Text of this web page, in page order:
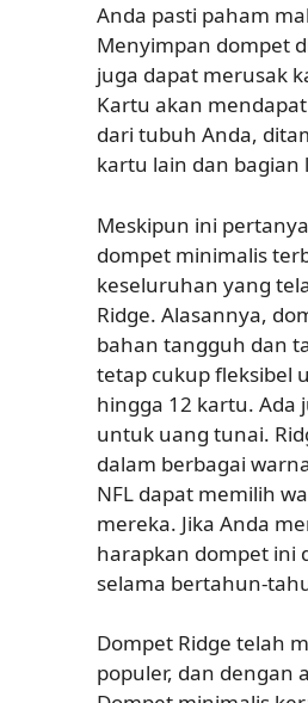
Anda pasti paham
Menyimpan dompet
juga dapat merusak
Kartu akan
dari tubuh Anda,
kartu lain dan bagian
Meskipun ini
dompet minimalis
keseluruhan yang
Ridge. Alasannya,
bahan tangguh dan
tetap cukup fleksibel
hingga 12 kartu. Ada
untuk uang tunai.
dalam berbagai
NFL dapat memilih
mereka. Jika Anda
harapkan dompet ini
selama bertahun-
Dompet Ridge telah
populer, dan dengan